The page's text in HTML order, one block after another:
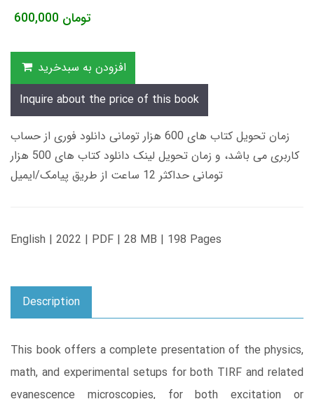
600,000 تومان
افزودن به سبدخرید
Inquire about the price of this book
زمان تحویل کتاب های 600 هزار تومانی دانلود فوری از حساب
کاربری می باشد، و زمان تحویل لینک دانلود کتاب های 500 هزار
تومانی حداکثر 12 ساعت از طریق پیامک/ایمیل
English | 2022 | PDF | 28 MB | 198 Pages
Description
This book offers a complete presentation of the physics,
math, and experimental setups for both TIRF and related
evanescence microscopies, for both excitation or